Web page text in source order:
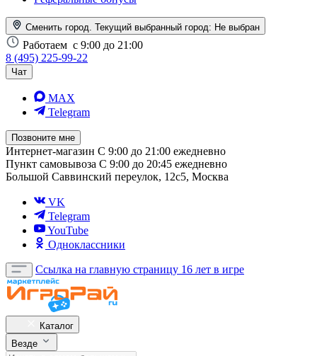
Сменить город. Текущий выбранный город: Не выбран
Работаем с 9:00 до 21:00
8 (495) 225-99-22
Чат
MAX
Telegram
Позвоните мне
Интернет-магазин С 9:00 до 21:00 ежедневно
Пункт самовывоза С 9:00 до 20:45 ежедневно
Большой Саввинский переулок, 12с5, Москва
VK
Telegram
YouTube
Одноклассники
Ссылка на главную страницу 16 лет в игре
Каталог
Везде